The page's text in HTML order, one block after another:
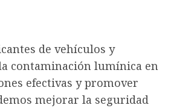
de vehículos y
contaminación lumínica en
efectivas y promover
mejorar la seguridad